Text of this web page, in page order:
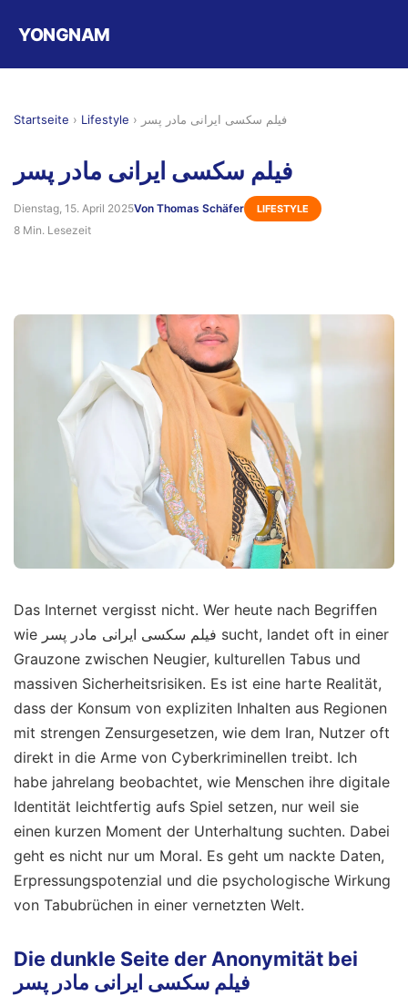
YONGNAM
Startseite › Lifestyle › فیلم سکسی ایرانی مادر پسر
فیلم سکسی ایرانی مادر پسر
Dienstag, 15. April 2025Von Thomas Schäfer LIFESTYLE
8 Min. Lesezeit
Das Internet vergisst nicht. Wer heute nach Begriffen
wie فیلم سکسی ایرانی مادر پسر sucht, landet oft in einer
Grauzone zwischen Neugier, kulturellen Tabus und
massiven Sicherheitsrisiken. Es ist eine harte Realität,
dass der Konsum von expliziten Inhalten aus Regionen
mit strengen Zensurgesetzen, wie dem Iran, Nutzer oft
direkt in die Arme von Cyberkriminellen treibt. Ich
habe jahrelang beobachtet, wie Menschen ihre digitale
Identität leichtfertig aufs Spiel setzen, nur weil sie
einen kurzen Moment der Unterhaltung suchten. Dabei
geht es nicht nur um Moral. Es geht um nackte Daten,
Erpressungspotenzial und die psychologische Wirkung
von Tabubrüchen in einer vernetzten Welt.
Die dunkle Seite der Anonymität bei
فیلم سکسی ایرانی مادر پسر